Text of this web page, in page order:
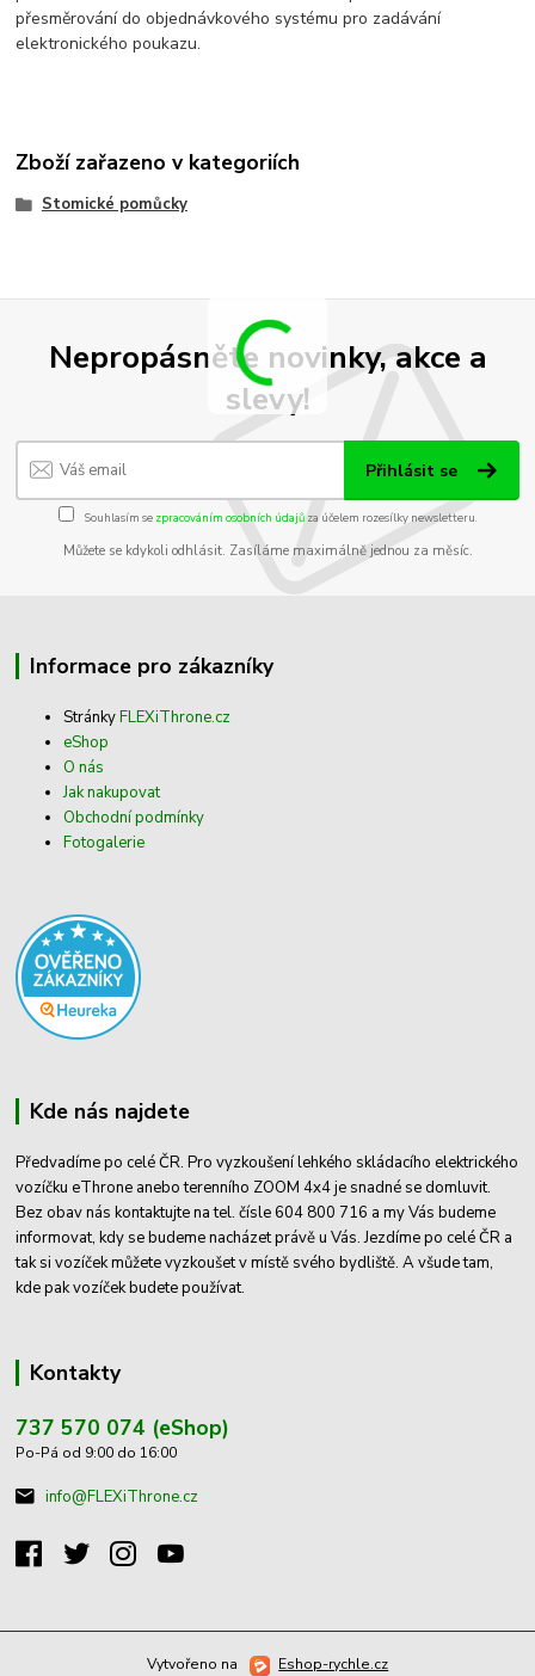
přesměrování do objednávkového systému pro zadávání
elektronického poukazu.
Zboží zařazeno v kategoriích
Stomické pomůcky
Nepropásněte novinky, akce a
slevy!
Přihlásit se
Souhlasím se zpracováním osobních údajůza účelem rozesílky newsletteru.
Můžete se kdykoli odhlásit. Zasíláme maximálně jednou za měsíc.
Informace pro zákazníky
StránkyFLEXiThrone.cz
eShop
O nás
Jak nakupovat
Obchodní podmínky
Fotogalerie
Kde nás najdete
Předvadíme po celé ČR. Pro vyzkoušení lehkého skládacího elektrického
vozíčku eThrone anebo terenního ZOOM 4x4 je snadné se domluvit.
Bez obav nás kontaktujte na tel. čísle 604 800 716 a my Vás budeme
informovat, kdy se budeme nacházet právě u Vás. Jezdíme po celé ČR a
tak si vozíček můžete vyzkoušet v místě svého bydliště. A všude tam,
kde pak vozíček budete používat.
Kontakty
737 570 074 (eShop)
Po-Pá od 9:00 do 16:00
info@FLEXiThrone.cz
Vytvořeno na Eshop-rychle.cz